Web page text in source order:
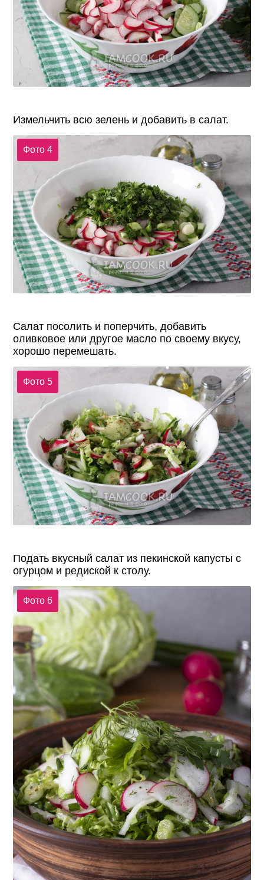
Измельчить всю зелень и добавить в салат.
Фото 4
Салат посолить и поперчить, добавить
оливковое или другое масло по своему вкусу,
хорошо перемешать.
Фото 5
Подать вкусный салат из пекинской капусты с
огурцом и редиской к столу.
Фото 6